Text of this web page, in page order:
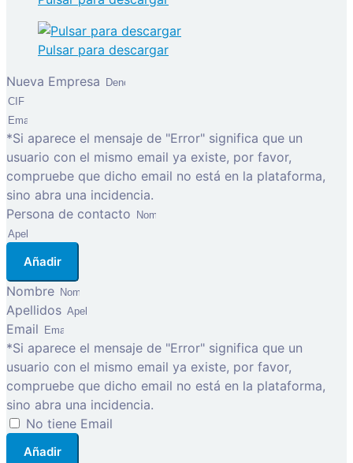
Pulsar para descargar
Nueva Empresa
*Si aparece el mensaje de "Error" significa que un
usuario con el mismo email ya existe, por favor,
compruebe que dicho email no está en la plataforma,
sino abra una incidencia.
Persona de contacto
Añadir
Nombre
Apellidos
Email
*Si aparece el mensaje de "Error" significa que un
usuario con el mismo email ya existe, por favor,
compruebe que dicho email no está en la plataforma,
sino abra una incidencia.
No tiene Email
Añadir